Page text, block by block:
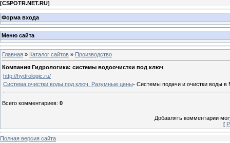
[CSPOTR.NET.RU]
Форма входа
Меню сайта
Главная » Каталог сайтов » Производство
Компания Гидрологика: системы водоочистки под ключ
http://hydrologic.ru/
Система очистки воды под ключ. Разумные цены- Системы подачи и очистки воды в
Всего комментариев: 0
Добавлять комментарии
[
Полная версия сайта